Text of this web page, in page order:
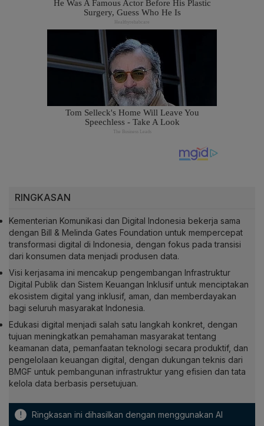
RINGKASAN
Kementerian Komunikasi dan Digital Indonesia bekerja sama
dengan Bill & Melinda Gates Foundation untuk mempercepat
transformasi digital di Indonesia, dengan fokus pada transisi
dari konsumen data menjadi produsen data.
Visi kerjasama ini mencakup pengembangan Infrastruktur
Digital Publik dan Sistem Keuangan Inklusif untuk menciptakan
ekosistem digital yang inklusif, aman, dan memberdayakan
bagi seluruh masyarakat Indonesia.
Edukasi digital menjadi salah satu langkah konkret, dengan
tujuan meningkatkan pemahaman masyarakat tentang
keamanan data, pemanfaatan teknologi secara produktif, dan
pengelolaan keuangan digital, dengan dukungan teknis dari
BMGF untuk pembangunan infrastruktur yang efisien dan tata
kelola data berbasis persetujuan.
! Ringkasan ini dihasilkan dengan menggunakan AI